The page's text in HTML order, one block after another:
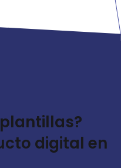
digital en